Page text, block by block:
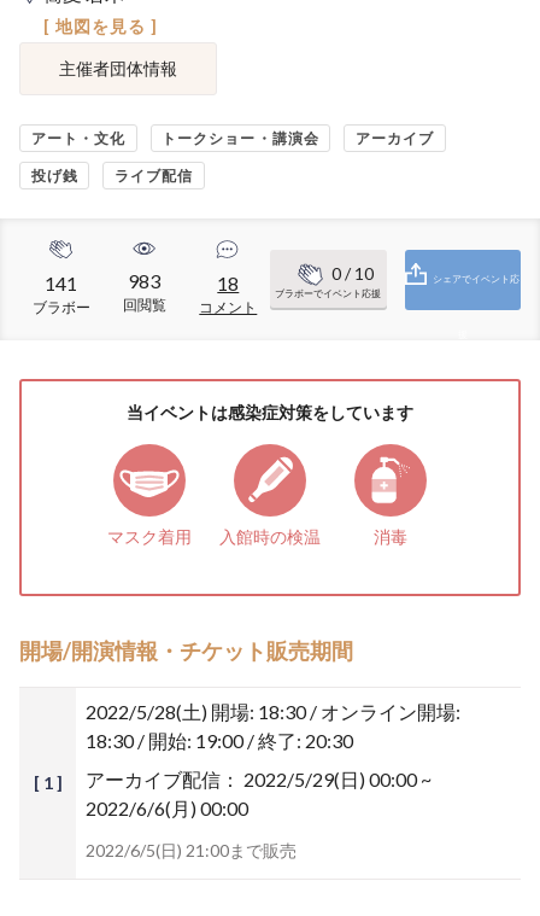
[ 地図を見る ]
主催者団体情報
アート・文化 トークショー・講演会 アーカイブ
投げ銭 ライブ配信
141
ブラボー
983
回閲覧
18
コメント
0/ 10
ブラボーでイベント応援
シェアでイベント応
当イベントは感染症対策をしています
マスク着用 入館時の検温 消毒
開場/開演情報・チケット販売期間
[ 1 ]
2022/5/28(土) 開場: 18:30 / オンライン開場:
18:30 / 開始: 19:00 / 終了: 20:30
アーカイブ配信： 2022/5/29(日) 00:00 ~
2022/6/6(月) 00:00
2022/6/5(日) 21:00まで販売